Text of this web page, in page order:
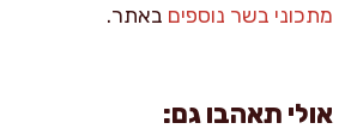
מתכוני בשר נוספים באתר.
אולי תאהבו גם: